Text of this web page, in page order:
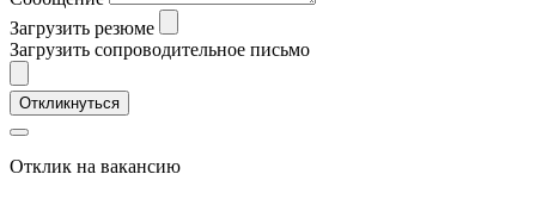
Загрузить резюме
Загрузить сопроводительное письмо
Откликнуться
Отклик на вакансию